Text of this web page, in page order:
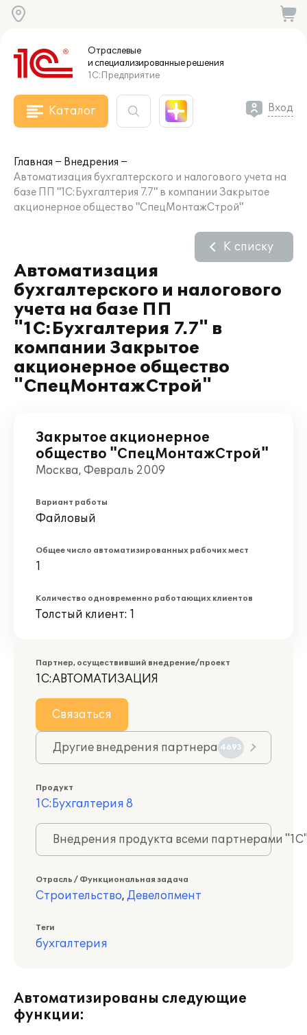
Отраслевые
и специализированныерешения
1С:Предприятие
Каталог Вход
Главная
Внедрения
Автоматизация бухгалтерского и налогового учета на
базе ПП "1С:Бухгалтерия 7.7" в компании Закрытое
акционерное общество "СпецМонтажСтрой"
Автоматизация
бухгалтерского и налогового
учета на базе ПП
"1С:Бухгалтерия 7.7" в
компании Закрытое
акционерное общество
"СпецМонтажСтрой"
К списку
Закрытое акционерное
общество "СпецМонтажСтрой"
Москва, Февраль 2009
Вариант работы
Файловый
Общее число автоматизированных рабочих мест
1
Количество одновременно работающих клиентов
Толстый клиент: 1
Партнер, осуществивший внедрение/проект
1С:АВТОМАТИЗАЦИЯ
Связаться
Другие внедрения партнера 4693
Продукт
1С:Бухгалтерия 8
Внедрения продукта всеми партнерами
Отрасль / Функциональная задача
Строительство, Девелопмент
Теги
бухгалтерия
Автоматизированы следующие
функции: